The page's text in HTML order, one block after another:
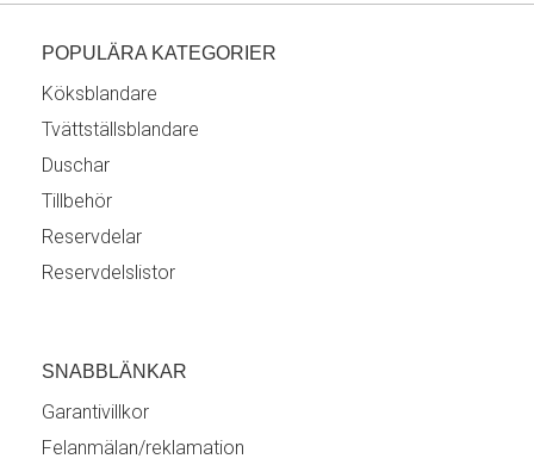
POPULÄRA KATEGORIER
Köksblandare
Tvättställsblandare
Duschar
Tillbehör
Reservdelar
Reservdelslistor
SNABBLÄNKAR
Garantivillkor
Felanmälan/reklamation